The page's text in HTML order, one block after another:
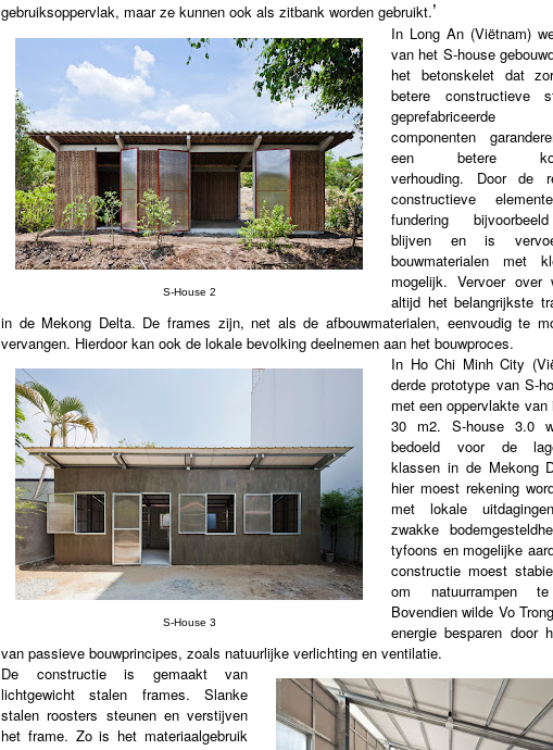
gebruiksoppervlak, maar ze kunnen ook als zitbank worden gebruikt.’
S-House 2
In Long An (Viëtnam)
van het S-house
het betonskelet dat
betere constructieve
geprefabriceerde
componenten
een betere
verhouding. Door de
constructieve
fundering
blijven en is
bouwmaterialen met
mogelijk. Vervoer
altijd het belangrijkste
in de Mekong Delta. De frames zijn, net als de afbouwmaterialen, eenvoudig te
vervangen. Hierdoor kan ook de lokale bevolking deelnemen aan het bouwproces.
S-House 3
In Ho Chi Minh City
derde prototype van S-
met een oppervlakte
30 m2. S-house 3.0
bedoeld voor de
klassen in de Mekong
hier moest rekening
met lokale
zwakke
tyfoons en mogelijke
constructie moest
om natuurrampen te
Bovendien wilde Vo
energie besparen door
van passieve bouwprincipes, zoals natuurlijke verlichting en ventilatie.
De constructie is gemaakt van
lichtgewicht stalen frames. Slanke
stalen roosters steunen en verstijven
het frame. Zo is het materiaalgebruik